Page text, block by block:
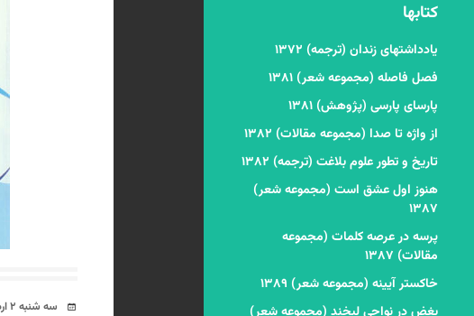
کتابها
یادداشتهای زندان (ترجمه) ۱۳۷۲
فصل فاصله (مجموعه شعر) ۱۳۸۱
پارسای پارسی (پژوهش) ۱۳۸۱
از واژه تا صدا (مجموعه مقالات) ۱۳۸۲
تاریخ و تطور علوم بلاغت (ترجمه) ۱۳۸۲
هنوز اول عشق است (مجموعه شعر)
۱۳۸۷
پرسه در عرصه کلمات (مجموعه
مقالات) ۱۳۸۷
خاکستر آیینه (مجموعه شعر) ۱۳۸۹
تاریخ
سه شنبه ۲ اردیبهشت ۱۳۹۳